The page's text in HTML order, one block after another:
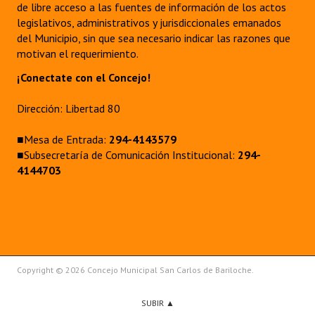
de libre acceso a las fuentes de información de los actos
legislativos, administrativos y jurisdiccionales emanados
del Municipio, sin que sea necesario indicar las razones que
motivan el requerimiento.
¡Conectate con el Concejo!
Dirección: Libertad 80
■Mesa de Entrada: 294-4143579
■Subsecretaría de Comunicación Institucional: 294-
4144703
Copyright © 2026 Concejo Municipal San Carlos de Bariloche.
SUBIR ▲